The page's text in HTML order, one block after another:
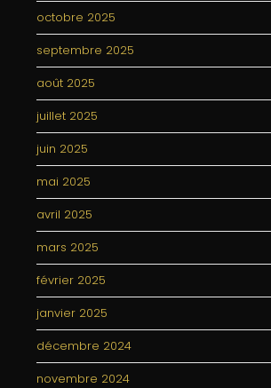
octobre 2025
septembre 2025
août 2025
juillet 2025
juin 2025
mai 2025
avril 2025
mars 2025
février 2025
janvier 2025
décembre 2024
novembre 2024